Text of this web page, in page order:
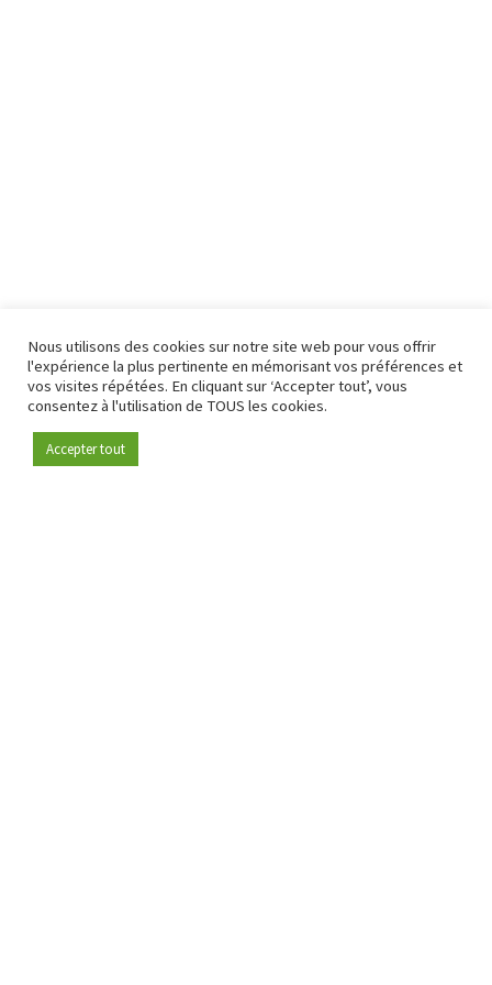
Devenez membre
Nous utilisons des cookies sur notre site web pour vous offrir
l'expérience la plus pertinente en mémorisant vos préférences et
vos visites répétées. En cliquant sur ‘Accepter tout’, vous
consentez à l'utilisation de TOUS les cookies.
Accepter tout